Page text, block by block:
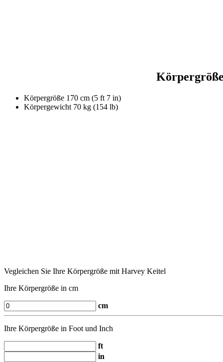
Körpergröße
Körpergröße 170 cm (5 ft 7 in)
Körpergewicht 70 kg (154 lb)
Vegleichen Sie Ihre Körpergröße mit Harvey Keitel
Ihre Körpergröße in cm
cm
Ihre Körpergröße in Foot und Inch
ft
in